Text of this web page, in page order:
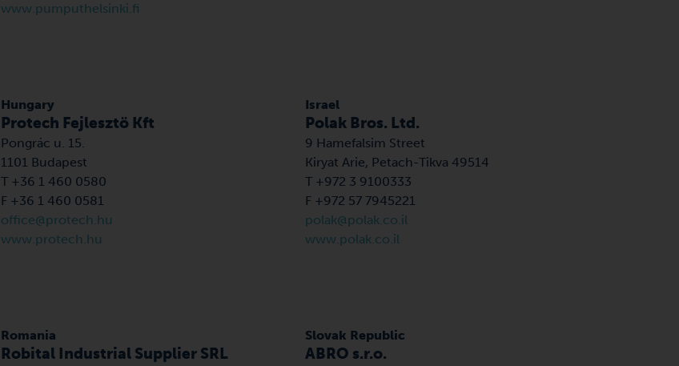
www.pumputhelsinki.fi
Hungary
Protech Fejlesztö Kft
Pongrác u. 15.
1101 Budapest
T +36 1 460 0580
F +36 1 460 0581
office@protech.hu
www.protech.hu
Israel
Polak Bros. Ltd.
9 Hamefalsim Street
Kiryat Arie, Petach-Tikva 49514
T +972 3 9100333
F +972 57 7945221
polak@polak.co.il
www.polak.co.il
Romania
Robital Industrial Supplier SRL
Slovak Republic
ABRO s.r.o.